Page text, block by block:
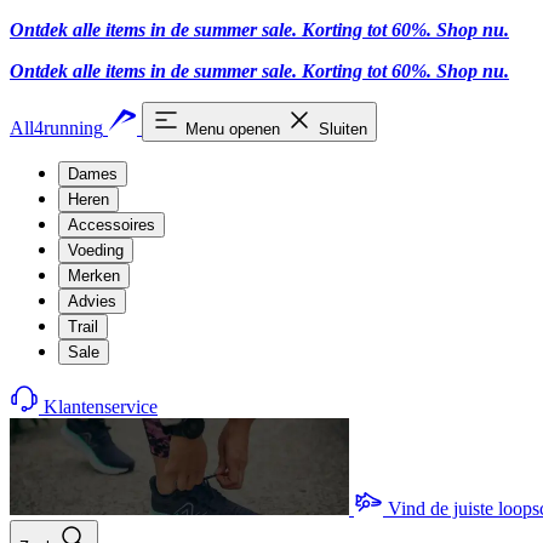
Ontdek alle items in de summer sale. Korting tot 60%. Shop nu.
Ontdek alle items in de summer sale. Korting tot 60%. Shop nu.
All4running Menu openen Sluiten
Dames
Heren
Accessoires
Voeding
Merken
Advies
Trail
Sale
Klantenservice
Vind de juiste